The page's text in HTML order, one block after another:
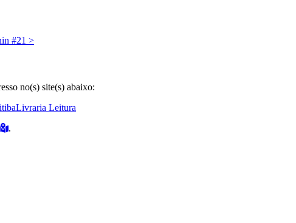
#21 >
no(s) site(s) abaixo:
Livraria Leitura
.